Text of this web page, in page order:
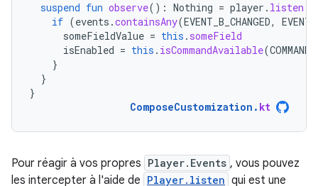
suspend fun observe(): Nothing = player . listen
if (events .containsAny(EVENT_B_CHANGED,
someFieldValue = this . someField
isEnabled = this . isCommandAvailable(
}
}
}
ComposeCustomization . kt
Pour réagir à vos propres Player.Events , vous pouvez
les intercepter à l'aide de Player.listen qui est une